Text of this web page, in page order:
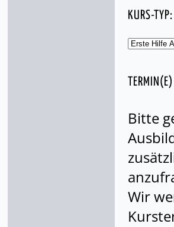
KURS-TYP:
Bitte
Wir